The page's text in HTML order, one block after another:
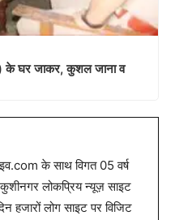
के घर जाकर, कुशल जाना व
के साथ विगत 05 वर्ष
लोकप्रिय न्यूज़ साइट
हजारों लोग साइट पर विजिट